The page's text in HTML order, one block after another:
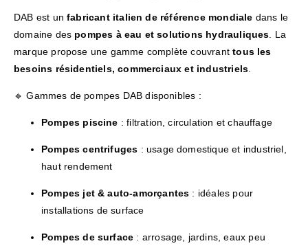
DAB est unfabricant italien de référence mondiale dans le
domaine des pompes à eau et solutions hydrauliques . La
marque propose une gamme complète couvranttous les
besoins résidentiels, commerciaux et industriels
🔹 Gammes de pompes DAB disponibles :
Pompes piscine : filtration, circulation et chauffage
Pompes centrifuges : usage domestique et industriel,
haut rendement
Pompes jet & auto-amorçantes : idéales pour
installations de surface
Pompes de surface : arrosage, jardins, eaux peu